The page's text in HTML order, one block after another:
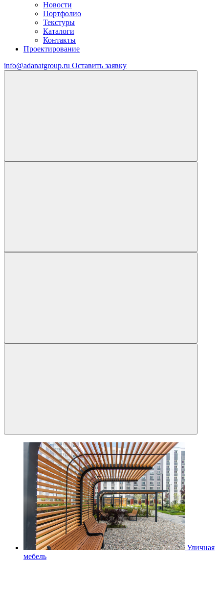
Новости
Портфолио
Текстуры
Каталоги
Контакты
Проектирование
info@adanatgroup.ru Оставить заявку
Уличная
мебель